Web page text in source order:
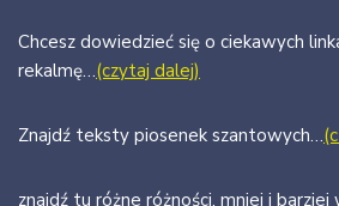
Chcesz dowiedzieć się o ciekawych
rekalmę…(czytaj dalej)
Znajdź teksty piosenek szantowych…
znajdź tu różne różności, mniej i